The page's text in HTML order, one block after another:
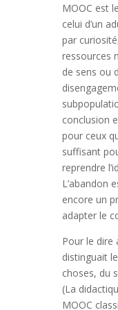
MOOC est
celui d’un
par
ressources
de sens ou
conclusion
pour ceux
suffisant
reprendre
L’abandon
encore un
adapter le
Pour le dire
distinguait
choses, du
(La
MOOC